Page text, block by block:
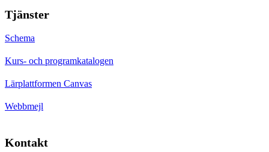
Tjänster
Schema
Kurs- och programkatalogen
Lärplattformen Canvas
Webbmejl
Kontakt